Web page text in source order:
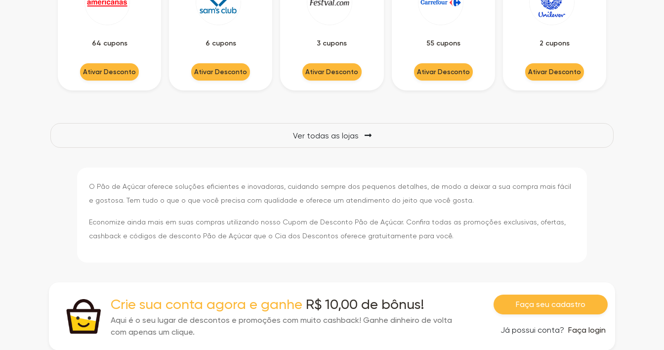
64 cupons
Ativar Desconto
6 cupons
Ativar Desconto
3 cupons
Ativar Desconto
55 cupons
Ativar Desconto
2 cupons
Ativar Desconto
Ver todas as lojas
O Pão de Açúcar oferece soluções eficientes e inovadoras, cuidando sempre dos pequenos detalhes, de modo a deixar a sua compra mais fácil
e gostosa. Tem tudo o que o que você precisa com qualidade e oferece um atendimento do jeito que você gosta.
Economize ainda mais em suas compras utilizando nosso Cupom de Desconto Pão de Açúcar. Confira todas as promoções exclusivas, ofertas,
cashback e códigos de desconto Pão de Açúcar que o Cia dos Descontos oferece gratuitamente para você.
Crie sua conta agora e ganhe R$ 10,00 de bônus!
Aqui é o seu lugar de descontos e promoções com muito cashback! Ganhe dinheiro de volta
com apenas um clique.
Faça seu cadastro
Já possui conta? Faça login